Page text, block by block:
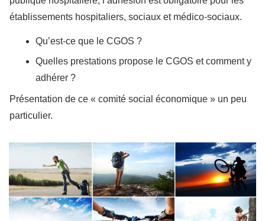
établissements hospitaliers, sociaux et médico-sociaux.
Qu’est-ce que le CGOS ?
Quelles prestations propose le CGOS et comment y
adhérer ?
Présentation de ce « comité social économique » un peu
particulier.